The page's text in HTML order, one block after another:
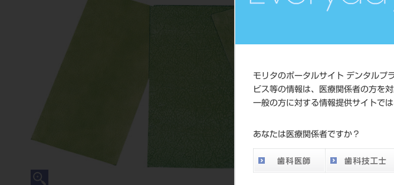
モリタのポータルサイト デンタルプ
ビス等の情報は、医療関係者の方を対
一般の方に対する情報提供サイトでは
あなたは医療関係者ですか？
品
ジ